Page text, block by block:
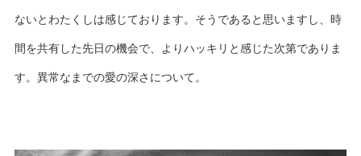
ないとわたくしは感じております。そうであると思いますし、時
間を共有した先日の機会で、よりハッキリと感じた次第でありま
す。異常なまでの愛の深さについて。